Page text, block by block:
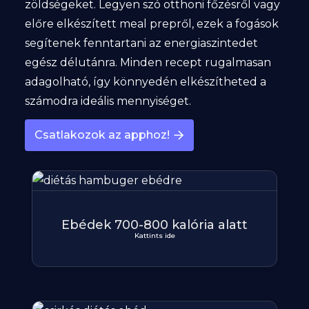
zöldségeket. Legyen szó otthoni főzésről vagy
előre elkészített meal prepről, ezek a fogások
segítenek fenntartani az energiaszintedet
egész délutánra. Minden recept rugalmasan
adagolható, így könnyedén elkészítheted a
számodra ideális mennyiséget.
Csatlakozok az apphoz!
Ebédek 700-800 kalória alatt
Kattints ide